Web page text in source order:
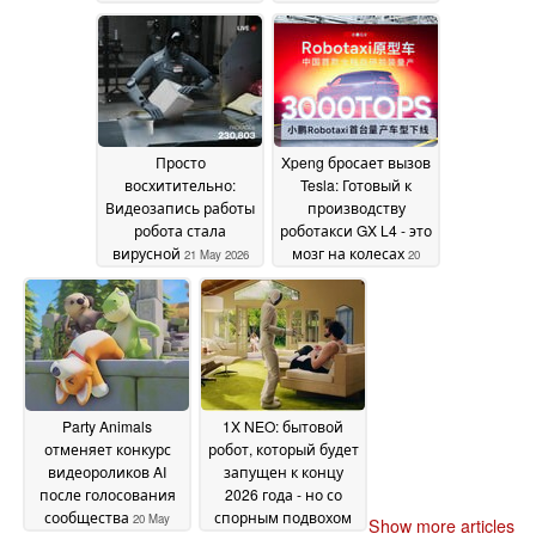
Просто
восхитительно:
Видеозапись работы
робота стала
вирусной 21 May 2026
Xpeng бросает вызов
Tesla: Готовый к
производству
роботакси GX L4 - это
мозг на колесах 20
May 2026
Party Animals
отменяет конкурс
видеороликов AI
после голосования
сообщества 20 May
1X NEO: бытовой
робот, который будет
запущен к концу
2026 года - но со
спорным подвохом
Show more articles